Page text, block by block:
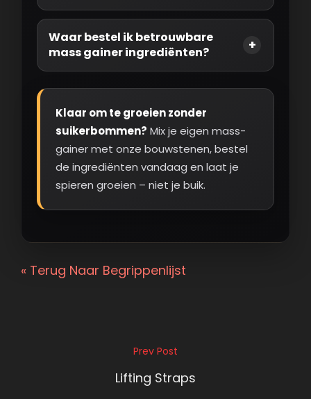
Waar bestel ik betrouwbare
mass gainer ingrediënten?
Klaar om te groeien zonder
suikerbommen? Mix je eigen mass-
gainer met onze bouwstenen, bestel
de ingrediënten vandaag en laat je
spieren groeien – niet je buik.
« Terug Naar Begrippenlijst
Prev Post
Lifting Straps